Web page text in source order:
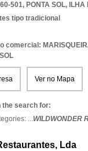
501, PONTA SOL,
tipo tradicional
comercial:
Ver no Mapa
the search for:
...WILDWONDER
Lda